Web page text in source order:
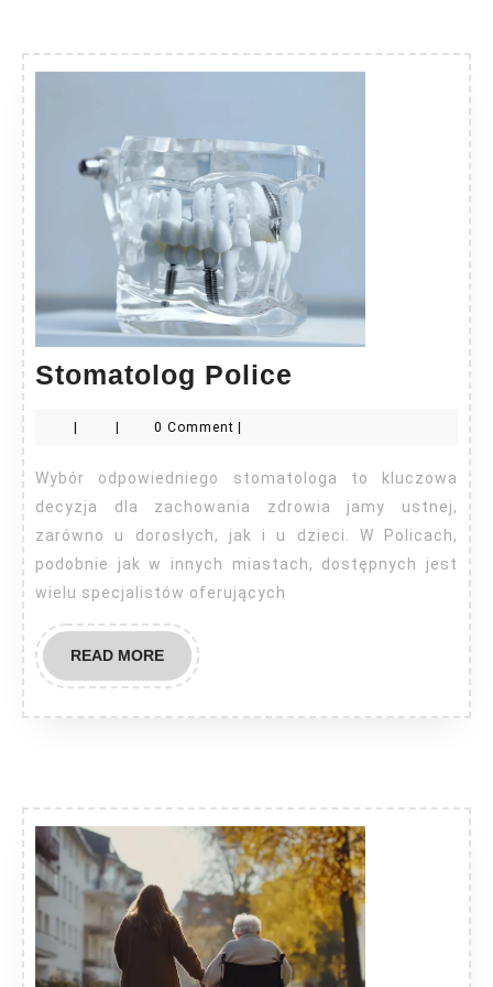
Stomatolog Police
| | 0 Comment |
Wybór odpowiedniego stomatologa to kluczowa
decyzja dla zachowania zdrowia jamy ustnej,
zarówno u dorosłych, jak i u dzieci. W Policach,
podobnie jak w innych miastach, dostępnych jest
wielu specjalistów oferujących
READ MOREREAD
MORE